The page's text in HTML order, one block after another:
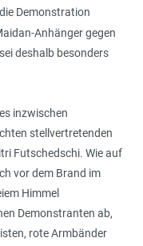
Demonstration
Anhänger gegen
deshalb besonders
inzwischen
stellvertretenden
Futschedschi. Wie auf
vor dem Brand im
Himmel
Demonstranten ab,
rote Armbänder